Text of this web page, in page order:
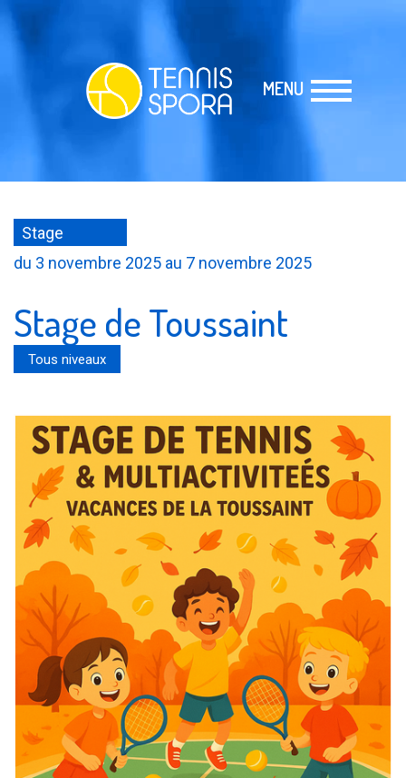
MENU
Stage
du 3 novembre 2025 au 7 novembre 2025
Stage de Toussaint
Tous niveaux